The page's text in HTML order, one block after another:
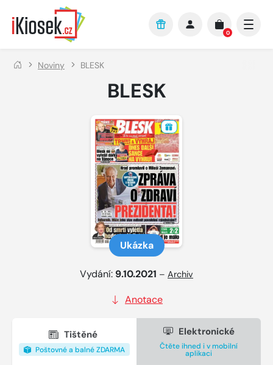
Přejít na hlavní obsah
0
Noviny BLESK
BLESK
Ukázka
Vydání: 9.10.2021 – Archiv
Anotace
Tištěné
Poštovné a balné ZDARMA
Elektronické
Čtěte ihned i v mobilní
aplikaci